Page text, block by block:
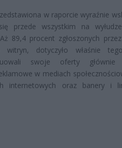
w raporcie wyraźnie
przede wszystkim na
89,4 procent zgłoszonych
dotyczyło właśnie
swoje oferty głównie
w mediach
internetowych oraz banery i